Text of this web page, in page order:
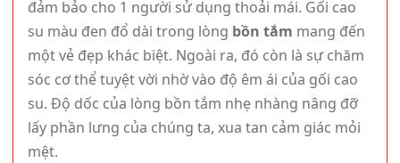
đảm bảo cho 1 người sử dụng thoải mái. Gối cao
su màu đen đổ dài trong lòng bồn tắm mang đến
một vẻ đẹp khác biệt. Ngoài ra, đó còn là sự chăm
sóc cơ thể tuyệt vời nhờ vào độ êm ái của gối cao
su. Độ dốc của lòng bồn tắm nhẹ nhàng nâng đỡ
lấy phần lưng của chúng ta, xua tan cảm giác mỏi
mệt.